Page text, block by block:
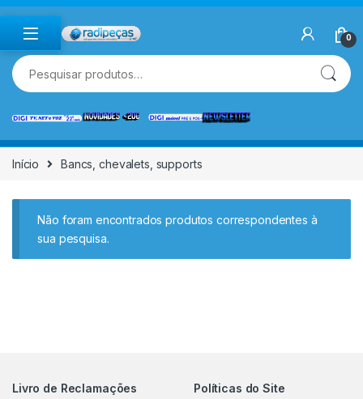
Skip to navigation
Skip to content
0
Pesquisar por:
Início Bancs, chevalets, supports
Não foram encontrados produtos correspondentes à
sua pesquisa.
Livro de Reclamações
Políticas do Site